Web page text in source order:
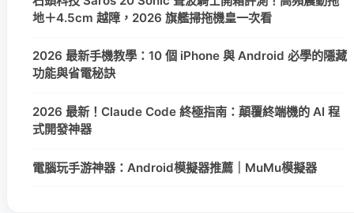
地＋4.5cm 越障，2026 旗艦掃拖機皇一次看
2026 最新手機教學：10 個 iPhone 與 Android 必學的隱藏
功能與省電秘訣
2026 最新！Claude Code 終極指南：顛覆終端機的 AI 程
式開發神器
電腦玩手游神器：Android模擬器推薦｜MuMu模擬器